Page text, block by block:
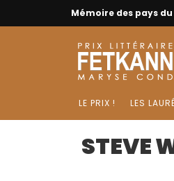
Mémoire des pays
LE PRIX ! LES
STEVE